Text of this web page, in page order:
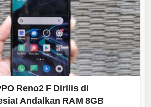
Reno2 F Dirilis di
Andalkan RAM 8GB